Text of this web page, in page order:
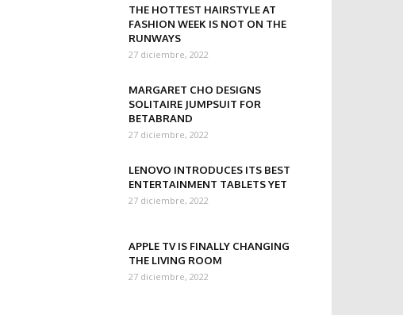
THE HOTTEST HAIRSTYLE AT
FASHION WEEK IS NOT ON THE
RUNWAYS
27 diciembre, 2022
MARGARET CHO DESIGNS
SOLITAIRE JUMPSUIT FOR
BETABRAND
27 diciembre, 2022
LENOVO INTRODUCES ITS BEST
ENTERTAINMENT TABLETS YET
27 diciembre, 2022
APPLE TV IS FINALLY CHANGING
THE LIVING ROOM
27 diciembre, 2022